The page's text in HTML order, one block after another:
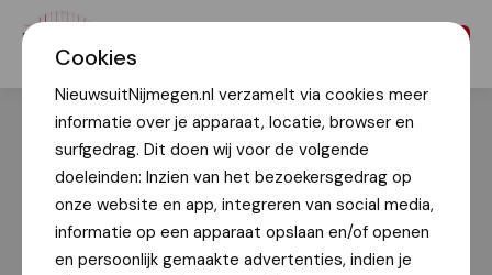
Cookies
NieuwsuitNijmegen.nl verzamelt via cookies meer
informatie over je apparaat, locatie, browser en
surfgedrag. Dit doen wij voor de volgende
doeleinden: Inzien van het bezoekersgedrag op
onze website en app, integreren van social media,
informatie op een apparaat opslaan en/of openen
en persoonlijk gemaakte advertenties, indien je